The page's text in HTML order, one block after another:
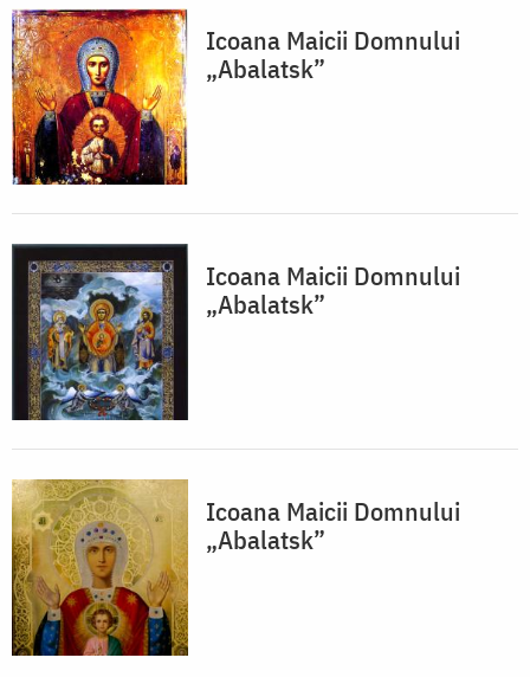
Icoana Maicii Domnului
„Abalatsk”
Icoana Maicii Domnului
„Abalatsk”
Icoana Maicii Domnului
„Abalatsk”